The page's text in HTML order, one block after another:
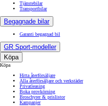
Tjänstebilar
Transportbilar
Begagnade bilar
Garanti begagnad bil
GR Sport-modeller
Köpa
Köpa
Hitta återförsäljare
Alla återförsäljare och verkstäder
Privatleasing
Boka provkörning
Broschyrer & prislistor
Kampanjer